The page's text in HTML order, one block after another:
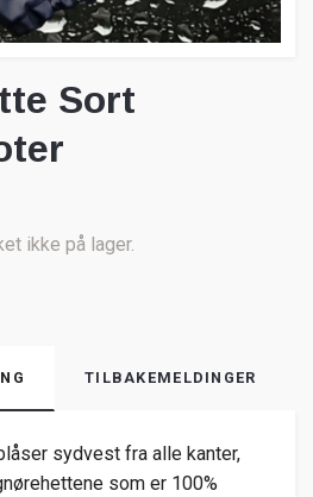
Sort
ikke på lager.
TILBAKEMELDINGER
sydvest fra alle kanter,
som er 100%